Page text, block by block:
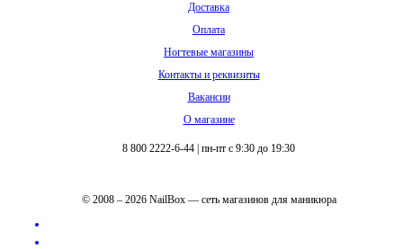
Доставка
Оплата
Ногтевые магазины
Контакты и реквизиты
Вакансии
О магазине
8 800 2222-6-44 пн-пт с 9:30 до 19:30
© 2008 – 2026 NailBox — сеть магазинов для маникюра